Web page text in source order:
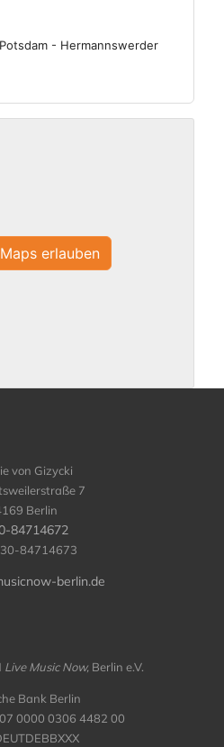
- Hermannswerder
erlauben
von Gizycki
7
Berlin
84714672
84714673
berlin.de
Live Music Now, Berlin e.V.
Bank Berlin
0000 0306 4482 00